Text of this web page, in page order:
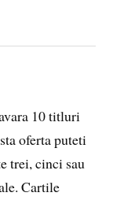
10 titluri
oferta puteti
trei, cinci sau
Cartile